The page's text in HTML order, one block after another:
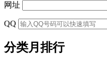
网址
QQ
分类月排行